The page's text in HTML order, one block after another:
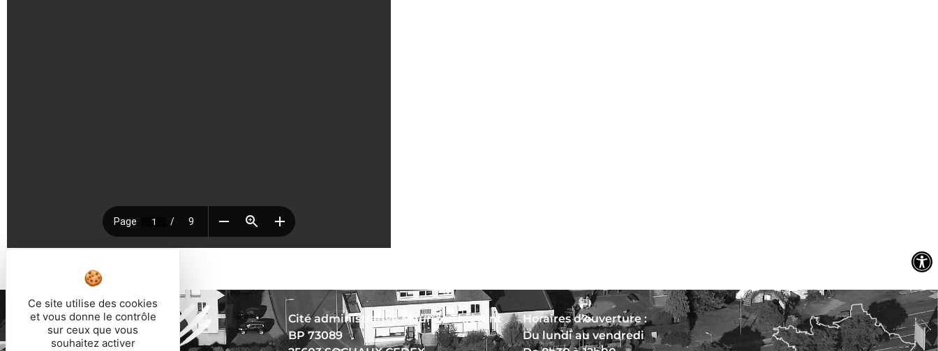
Cité administrative Maurice Thiévent
BP 73089
Horaires d’ouverture :
Du lundi au vendredi
Ce site utilise des cookies
et vous donne le contrôle
sur ceux que vous
souhaitez activer